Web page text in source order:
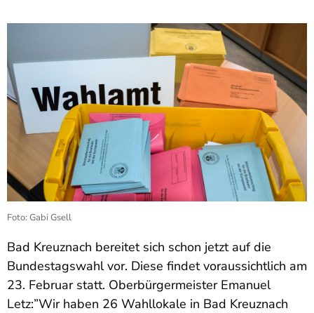
Foto: Gabi Gsell
Bad Kreuznach bereitet sich schon jetzt auf die
Bundestagswahl vor. Diese findet voraussichtlich am
23. Februar statt. Oberbürgermeister Emanuel
Letz:”Wir haben 26 Wahllokale in Bad Kreuznach